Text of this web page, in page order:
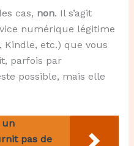
cas, non. Il s’agit
numérique légitime
Kindle, etc.) que vous
parfois par
possible, mais elle
un
pas de